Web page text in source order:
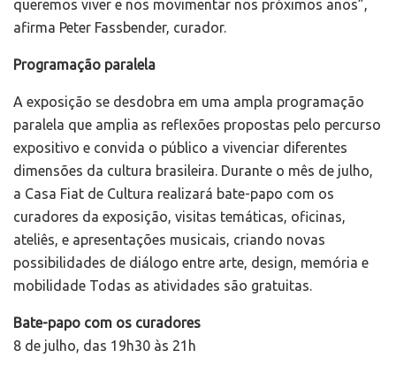
queremos viver e nos movimentar nos próximos anos”,
afirma Peter Fassbender, curador.
Programação paralela
A exposição se desdobra em uma ampla programação
paralela que amplia as reflexões propostas pelo percurso
expositivo e convida o público a vivenciar diferentes
dimensões da cultura brasileira. Durante o mês de julho,
a Casa Fiat de Cultura realizará bate-papo com os
curadores da exposição, visitas temáticas, oficinas,
ateliês, e apresentações musicais, criando novas
possibilidades de diálogo entre arte, design, memória e
mobilidade Todas as atividades são gratuitas.
Bate-papo com os curadores
8 de julho, das 19h30 às 21h